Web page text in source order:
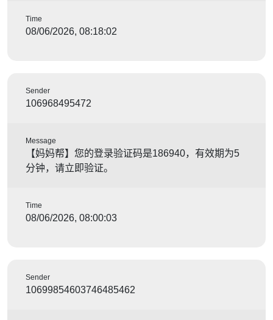
Time
08/06/2026, 08:18:02
Sender
106968495472
Message
【妈妈帮】您的登录验证码是186940，有效期为5
分钟，请立即验证。
Time
08/06/2026, 08:00:03
Sender
10699854603746485462